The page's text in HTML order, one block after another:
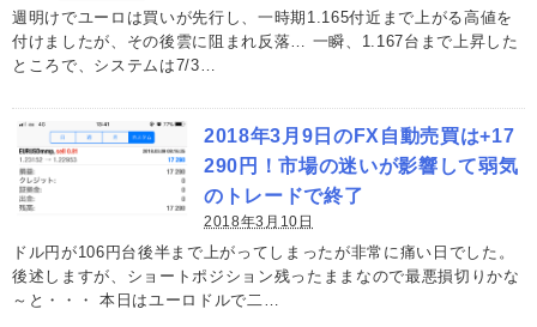
週明けでユーロは買いが先行し、一時期1.165付近まで上がる高値を
付けましたが、その後雲に阻まれ反落… 一瞬、1.167台まで上昇した
ところで、システムは7/3…
2018年3月9日のFX自動売買は+17
290円！市場の迷いが影響して弱気
のトレードで終了
2018年3月10日
ドル円が106円台後半まで上がってしまったが非常に痛い日でした。
後述しますが、ショートポジション残ったままなので最悪損切りかな
～と・・・ 本日はユーロドルで二…